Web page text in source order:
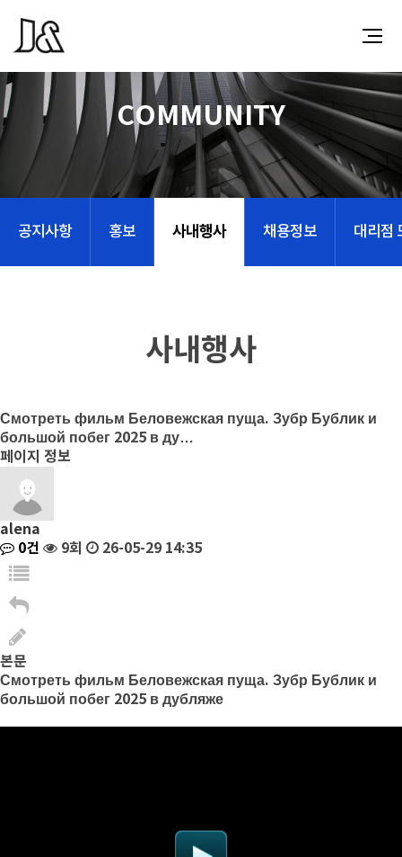
COMMUNITY
공지사항 홍보 사내행사 채용정보 대리점
사내행사
Смотреть фильм Беловежская пуща. Зубр Бублик и
большой побег 2025 в ду…
페이지 정보
alena
0건
9회 26-05-29 14:35
본문
Смотреть фильм Беловежская пуща. Зубр Бублик и
большой побег 2025 в дубляже